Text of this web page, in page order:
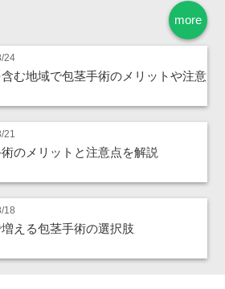
more
24
む地域で包茎手術のメリットや注意
21
のメリットと注意点を解説
18
える包茎手術の選択肢